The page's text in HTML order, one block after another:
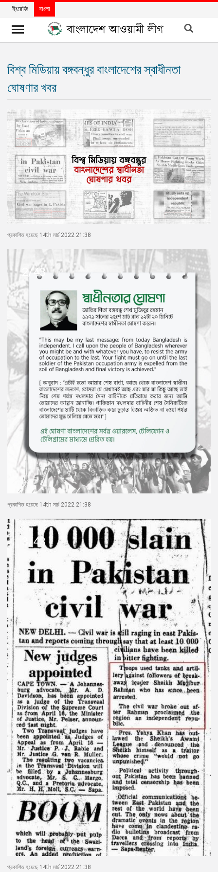
দলের
খবর
নিবন্ধ
বিশেষ
প্রতিবেদন
মতামত
উন্নয়নের
বাংলাদেশ
নিউজলেটার
প্রেস
রিলিজ
বিএনপি-
জামায়াত
সহিংসতা
সংগঠন
নির্বাচনী
ইশতেহার
ইংরেজি বাংলা
বিশ্ব মিডিয়ায় বঙ্গবন্ধুর বাংলাদেশের স্বাধীনতা
ঘোষণার খবর
1/43
প্রকাশিত হয়েছে 14th মার্চ 2022 21:38
2/43
প্রকাশিত হয়েছে 14th মার্চ 2022 21:38
3/43
প্রকাশিত হয়েছে 14th মার্চ 2022 21:38